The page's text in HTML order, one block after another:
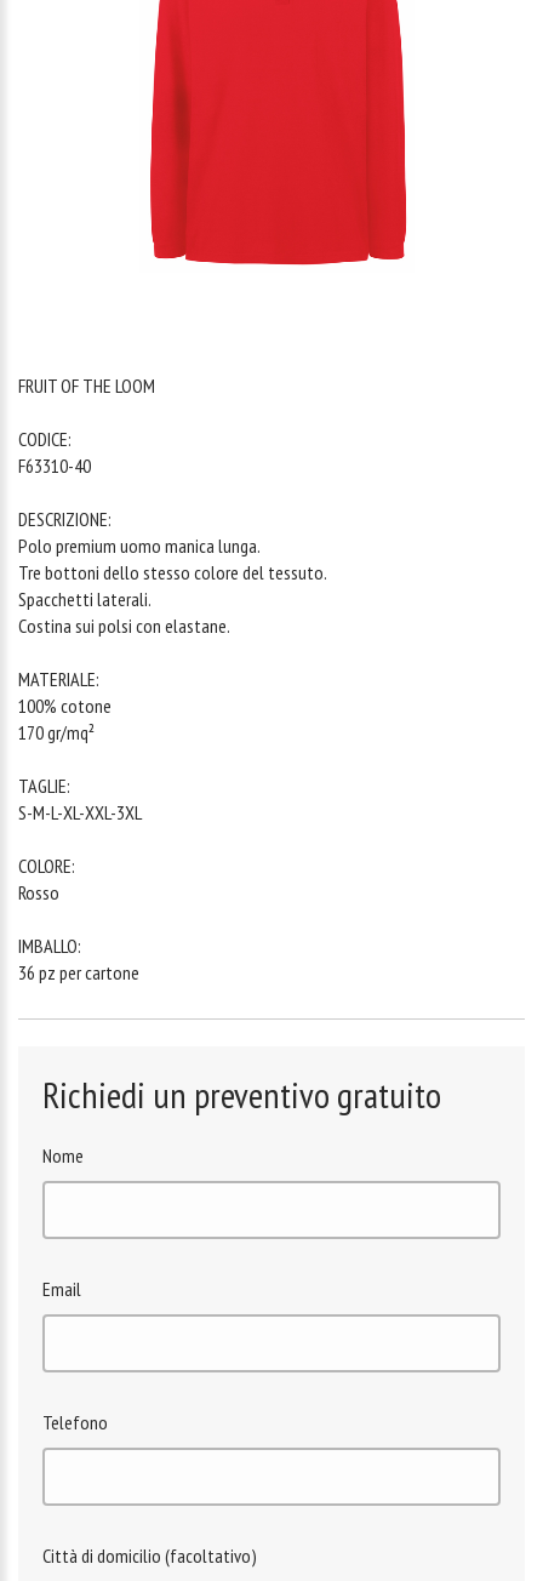
FRUIT OF THE LOOM
CODICE:
F63310-40
DESCRIZIONE:
Polo premium uomo manica lunga.
Tre bottoni dello stesso colore del tessuto.
Spacchetti laterali.
Costina sui polsi con elastane.
MATERIALE:
100% cotone
170 gr/mq²
TAGLIE:
S-M-L-XL-XXL-3XL
COLORE:
Rosso
IMBALLO:
36 pz per cartone
Richiedi un preventivo gratuito
Nome
Email
Telefono
Città di domicilio (facoltativo)